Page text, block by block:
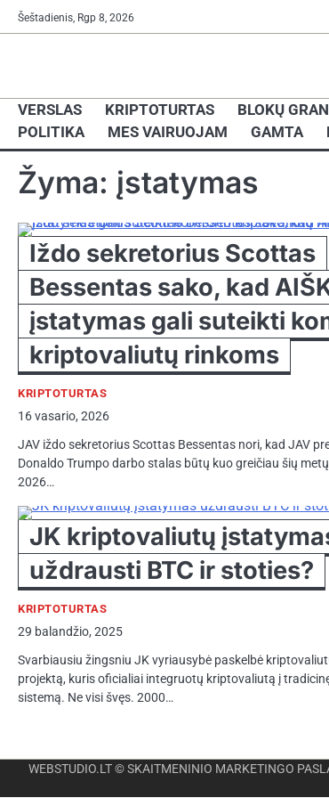
Skip
to
Šeštadienis, Rgp 8, 2026
VERSLAS KRIPTOTURTAS BLOKŲ
POLITIKA
MES VAIRUOJAM GAMTA
Žyma: įstatymas
Iždo sekretorius Scottas
Bessentas sako, kad
įstatymas gali suteikti
kriptovaliutų rinkoms
KRIPTOTURTAS
16 vasario, 2026
JAV iždo sekretorius Scottas Bessentas nori, kad JAV
Donaldo Trumpo darbo stalas būtų kuo greičiau šių
2026…
JK kriptovaliutų
uždrausti BTC ir stoties?
KRIPTOTURTAS
29 balandžio, 2025
Svarbiausiu žingsniu JK vyriausybė paskelbė
projektą, kuris oficialiai integruotų kriptovaliutą į
sistemą. Ne visi švęs. 2000…
WEBSTUDIO.LT© SKAITMENINIO MARKETINGO